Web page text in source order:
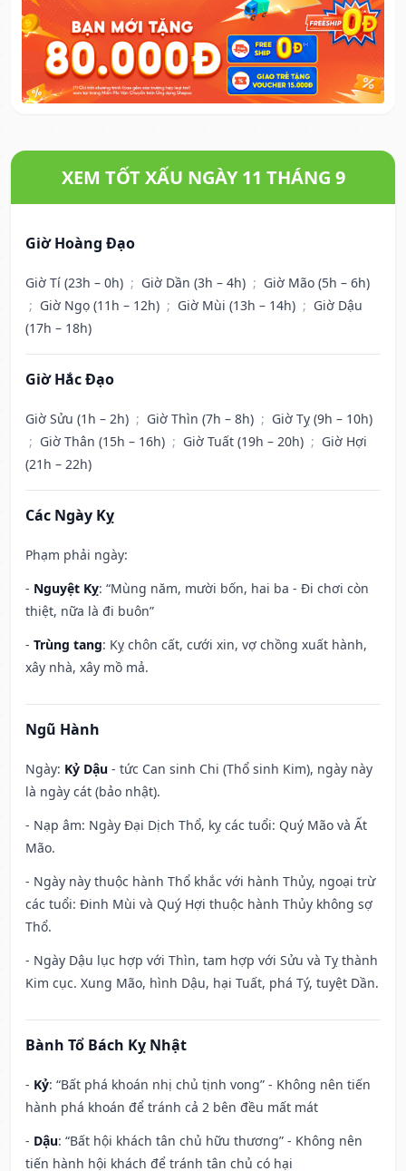
XEM TỐT XẤU NGÀY 11 THÁNG 9
Giờ Hoàng Đạo
Giờ Tí (23h – 0h) ; Giờ Dần (3h – 4h) ; Giờ Mão (5h – 6h)
; Giờ Ngọ (11h – 12h) ; Giờ Mùi (13h – 14h) ; Giờ Dậu
(17h – 18h)
Giờ Hắc Đạo
Giờ Sửu (1h – 2h) ; Giờ Thìn (7h – 8h) ; Giờ Tỵ (9h – 10h)
; Giờ Thân (15h – 16h) ; Giờ Tuất (19h – 20h) ; Giờ Hợi
(21h – 22h)
Các Ngày Kỵ
Phạm phải ngày:
- Nguyệt Kỵ: “Mùng năm, mười bốn, hai ba - Đi chơi còn
thiệt, nữa là đi buôn”
- Trùng tang: Kỵ chôn cất, cưới xin, vợ chồng xuất hành,
xây nhà, xây mồ mả.
Ngũ Hành
Ngày: Kỷ Dậu - tức Can sinh Chi (Thổ sinh Kim), ngày này
là ngày cát (bảo nhật).
- Nạp âm: Ngày Đại Dịch Thổ, kỵ các tuổi: Quý Mão và Ất
Mão.
- Ngày này thuộc hành Thổ khắc với hành Thủy, ngoại trừ
các tuổi: Đinh Mùi và Quý Hợi thuộc hành Thủy không sợ
Thổ.
- Ngày Dậu lục hợp với Thìn, tam hợp với Sửu và Tỵ thành
Kim cục. Xung Mão, hình Dậu, hại Tuất, phá Tý, tuyệt Dần.
Bành Tổ Bách Kỵ Nhật
- Kỷ: “Bất phá khoán nhị chủ tịnh vong” - Không nên tiến
hành phá khoán để tránh cả 2 bên đều mất mát
- Dậu: “Bất hội khách tân chủ hữu thương” - Không nên
tiến hành hội khách để tránh tân chủ có hại